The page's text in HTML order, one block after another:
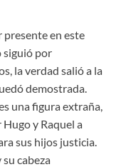
presente en este
siguió por
la verdad salió a la
demostrada.
una figura extraña,
y Raquel a
sus hijos justicia.
cabeza